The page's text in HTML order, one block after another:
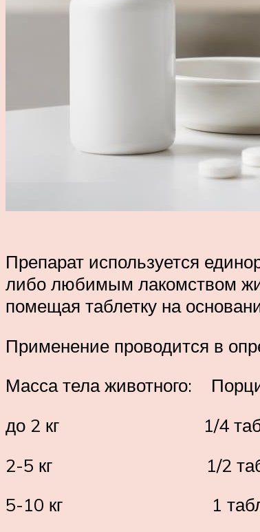
Препарат используется
либо любимым лакомством
помещая таблетку на
Применение проводится в
Масса тела животного:
до 2 кг 1/4
2-5 кг 1/2
5-10 кг 1